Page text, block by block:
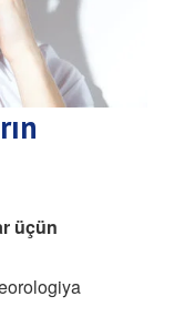
üçün